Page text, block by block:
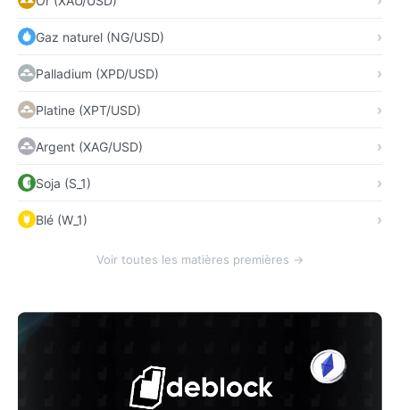
Gaz naturel (NG/USD)
Palladium (XPD/USD)
Platine (XPT/USD)
Argent (XAG/USD)
Soja (S_1)
Blé (W_1)
Voir toutes les matières premières →